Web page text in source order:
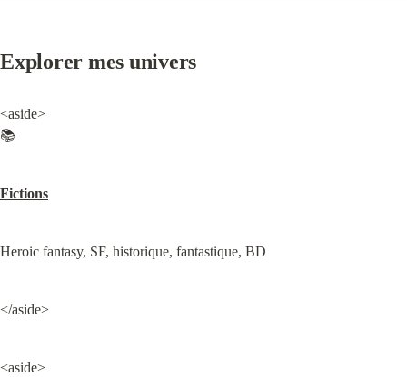
Explorer mes univers
<aside>
📚
Fictions
Heroic fantasy, SF, historique, fantastique, BD
</aside>
<aside>